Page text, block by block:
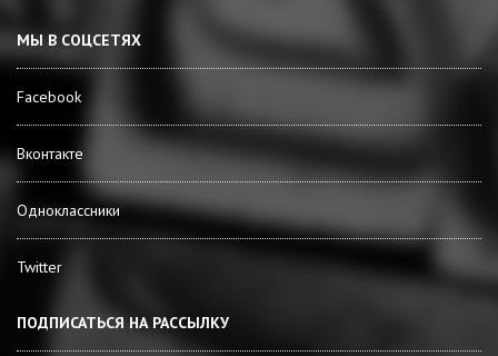
МЫ В СОЦСЕТЯХ
Facebook
Вконтакте
Одноклассники
Twitter
ПОДПИСАТЬСЯ НА РАССЫЛКУ